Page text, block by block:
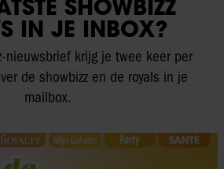
SHOWBIZZ
IN JE INBOX?
nieuwsbrief krijg je twee keer per
de showbizz en de royals in je
mailbox.